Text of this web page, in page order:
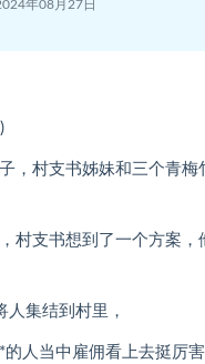
年08月27日
，村支书姊妹和三个青梅
村支书想到了一个方案，
集结到村里，
人当中雇佣看上去挺厉